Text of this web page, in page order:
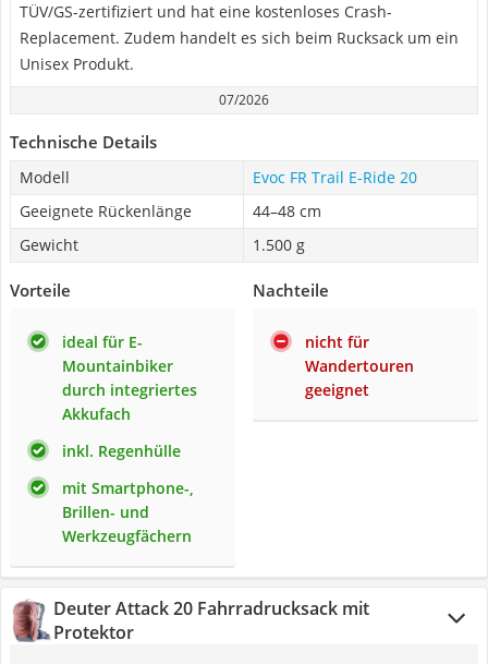
TÜV/GS-zertifiziert und hat eine kostenloses Crash-
Replacement. Zudem handelt es sich beim Rucksack um ein
Unisex Produkt.
07/2026
Technische Details
Modell
Evoc FR Trail E-Ride 20
Geeignete Rückenlänge
44–48 cm
Gewicht
1.500 g
Vorteile
ideal für E-
Mountainbiker
durch integriertes
Akkufach
inkl. Regenhülle
mit Smartphone-,
Brillen- und
Werkzeugfächern
Nachteile
nicht für
Wandertouren
geeignet
Deuter Attack 20 Fahrradrucksack mit
Protektor